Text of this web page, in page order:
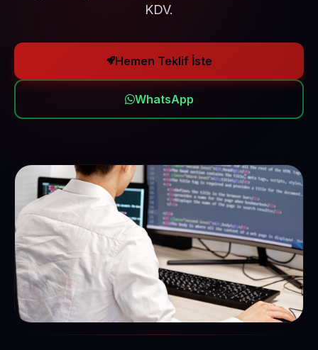
KDV.
Hemen Teklif İste
WhatsApp